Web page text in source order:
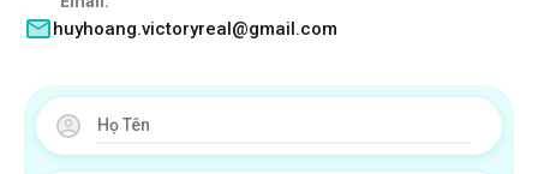
huyhoang.victoryreal@gmail.com